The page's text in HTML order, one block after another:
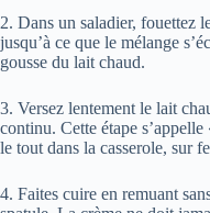
2. Dans un saladier, fouettez
jusqu’à ce que le mélange
gousse du lait chaud.
3. Versez lentement le lait
continu. Cette étape
le tout dans la casserole, sur
4. Faites cuire en remuant